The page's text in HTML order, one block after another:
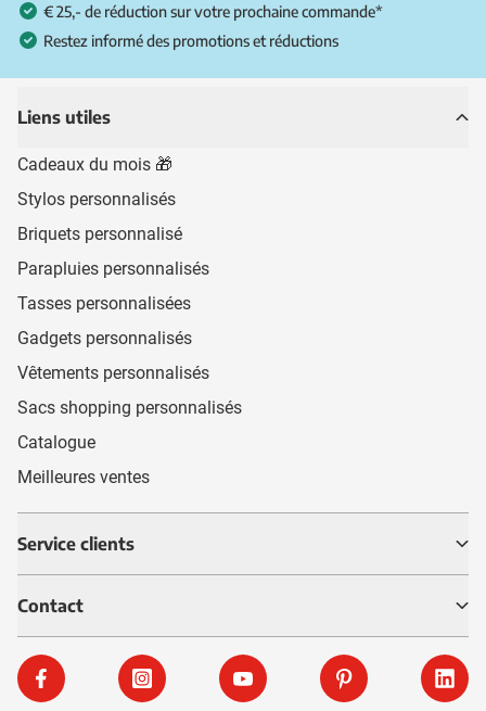
€ 25,- de réduction sur votre prochaine commande*
Restez informé des promotions et réductions
Liens utiles
Cadeaux du mois 🎁
Stylos personnalisés
Briquets personnalisé
Parapluies personnalisés
Tasses personnalisées
Gadgets personnalisés
Vêtements personnalisés
Sacs shopping personnalisés
Catalogue
Meilleures ventes
Service clients
Contact
Facebook Instagram YouTube Pinterest